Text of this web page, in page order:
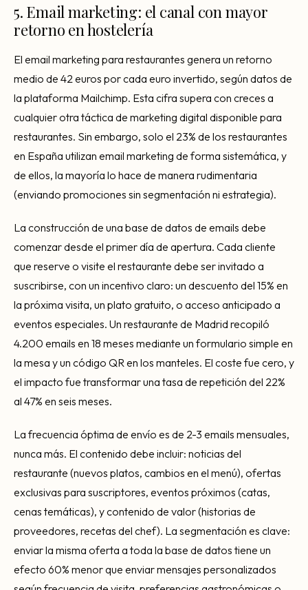
5. Email marketing: el canal con mayor
retorno en hostelería
El email marketing para restaurantes genera un retorno
medio de 42 euros por cada euro invertido, según datos de
la plataforma Mailchimp. Esta cifra supera con creces a
cualquier otra táctica de marketing digital disponible para
restaurantes. Sin embargo, solo el 23% de los restaurantes
en España utilizan email marketing de forma sistemática, y
de ellos, la mayoría lo hace de manera rudimentaria
(enviando promociones sin segmentación ni estrategia).
La construcción de una base de datos de emails debe
comenzar desde el primer día de apertura. Cada cliente
que reserve o visite el restaurante debe ser invitado a
suscribirse, con un incentivo claro: un descuento del 15% en
la próxima visita, un plato gratuito, o acceso anticipado a
eventos especiales. Un restaurante de Madrid recopiló
4.200 emails en 18 meses mediante un formulario simple en
la mesa y un código QR en los manteles. El coste fue cero, y
el impacto fue transformar una tasa de repetición del 22%
al 47% en seis meses.
La frecuencia óptima de envío es de 2-3 emails mensuales,
nunca más. El contenido debe incluir: noticias del
restaurante (nuevos platos, cambios en el menú), ofertas
exclusivas para suscriptores, eventos próximos (catas,
cenas temáticas), y contenido de valor (historias de
proveedores, recetas del chef). La segmentación es clave:
enviar la misma oferta a toda la base de datos tiene un
efecto 60% menor que enviar mensajes personalizados